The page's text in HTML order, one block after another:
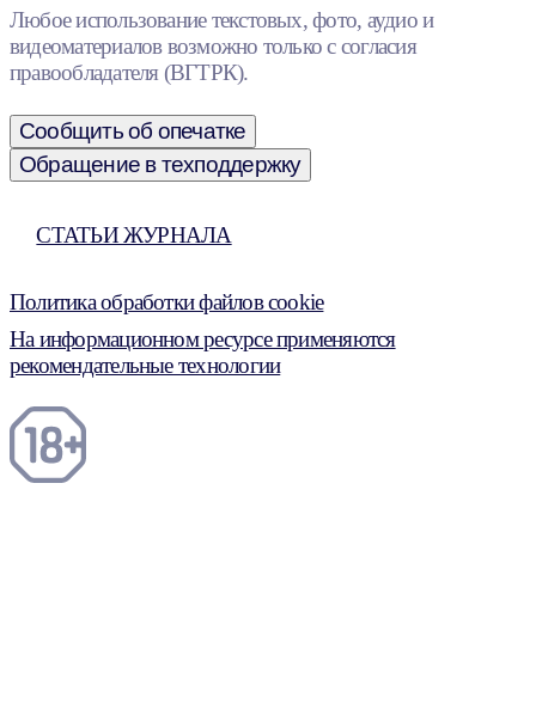
Любое использование текстовых, фото, аудио и
видеоматериалов возможно только с согласия
правообладателя (ВГТРК).
Сообщить об опечатке
Обращение в техподдержку
СТАТЬИ ЖУРНАЛА
Политика обработки файлов cookie
На информационном ресурсе применяются
рекомендательные технологии